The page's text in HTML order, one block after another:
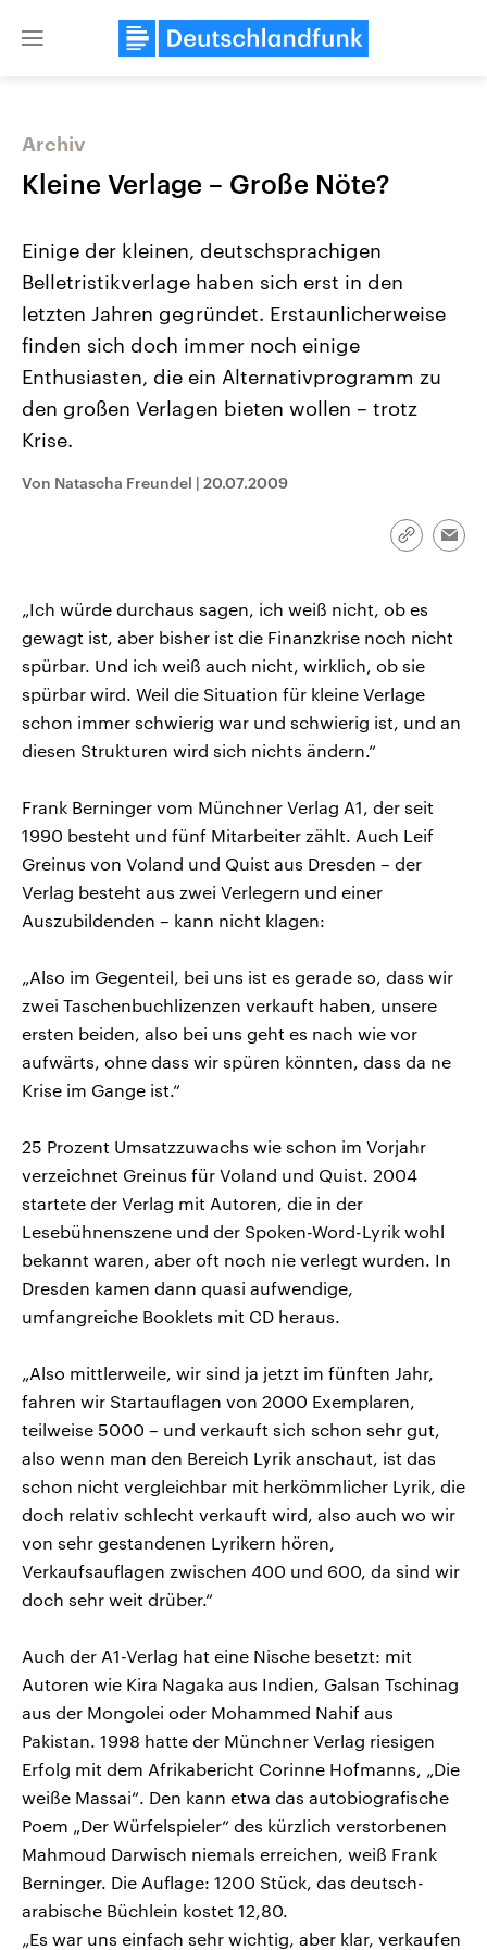
Close
Landtagswahl Sachsen-Anhalt
2026
Alle Informationen
Sachsen-Anhalt wählt am 6.
September 2026 einen neuen
Bundesland von einer Koalition aus
USA
Aktuelle Beiträge,
Hintergründe
Audio-Archiv
Archiv
Kleine Verlage – Große Nöte?
Einige der kleinen, deutschsprachigen
Belletristikverlage haben sich erst in den
letzten Jahren gegründet. Erstaunlicherweise
finden sich doch immer noch einige
Enthusiasten, die ein Alternativprogramm zu
den großen Verlagen bieten wollen – trotz
Krise.
Von Natascha Freundel | 20.07.2009
Link
„Ich würde durchaus sagen, ich weiß nicht, ob es
gewagt ist, aber bisher ist die Finanzkrise noch nicht
spürbar. Und ich weiß auch nicht, wirklich, ob sie
spürbar wird. Weil die Situation für kleine Verlage
schon immer schwierig war und schwierig ist, und an
diesen Strukturen wird sich nichts ändern.“
Frank Berninger vom Münchner Verlag A1, der seit
1990 besteht und fünf Mitarbeiter zählt. Auch Leif
Greinus von Voland und Quist aus Dresden – der
Verlag besteht aus zwei Verlegern und einer
Auszubildenden – kann nicht klagen:
„Also im Gegenteil, bei uns ist es gerade so, dass wir
zwei Taschenbuchlizenzen verkauft haben, unsere
ersten beiden, also bei uns geht es nach wie vor
aufwärts, ohne dass wir spüren könnten, dass da ne
Krise im Gange ist.“
25 Prozent Umsatzzuwachs wie schon im Vorjahr
verzeichnet Greinus für Voland und Quist. 2004
startete der Verlag mit Autoren, die in der
Lesebühnenszene und der Spoken-Word-Lyrik wohl
bekannt waren, aber oft noch nie verlegt wurden. In
Dresden kamen dann quasi aufwendige,
umfangreiche Booklets mit CD heraus.
„Also mittlerweile, wir sind ja jetzt im fünften Jahr,
fahren wir Startauflagen von 2000 Exemplaren,
teilweise 5000 – und verkauft sich schon sehr gut,
also wenn man den Bereich Lyrik anschaut, ist das
schon nicht vergleichbar mit herkömmlicher Lyrik, die
doch relativ schlecht verkauft wird, also auch wo wir
von sehr gestandenen Lyrikern hören,
Verkaufsauflagen zwischen 400 und 600, da sind wir
doch sehr weit drüber.“
Auch der A1-Verlag hat eine Nische besetzt: mit
Autoren wie Kira Nagaka aus Indien, Galsan Tschinag
aus der Mongolei oder Mohammed Nahif aus
Pakistan. 1998 hatte der Münchner Verlag riesigen
Erfolg mit dem Afrikabericht Corinne Hofmanns, „Die
weiße Massai“. Den kann etwa das autobiografische
Poem „Der Würfelspieler“ des kürzlich verstorbenen
Mahmoud Darwisch niemals erreichen, weiß Frank
Berninger. Die Auflage: 1200 Stück, das deutsch-
arabische Büchlein kostet 12,80.
„Es war uns einfach sehr wichtig, aber klar, verkaufen